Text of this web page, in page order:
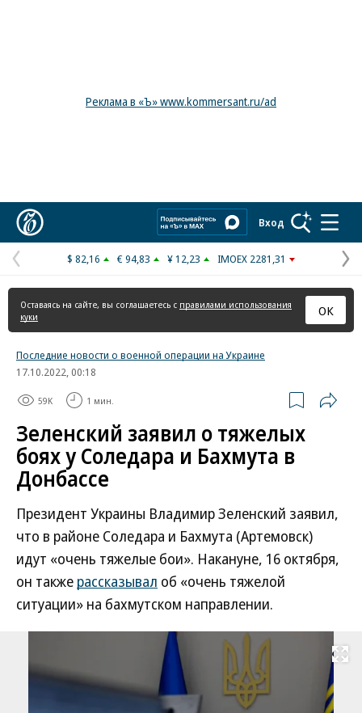
Реклама в «Ъ» www.kommersant.ru/ad
Вход
Предыдущая
страница
$ 82,16 € 94,83 ¥ 12,23 IMOEX 2281,31
Оставаясь на сайте, вы соглашаетесь с правилами использования
куки
ОК
Последние новости о военной операции на Украине
17.10.2022, 00:18
59K 1 мин.
Зеленский заявил о тяжелых
боях у Соледара и Бахмута в
Донбассе
Президент Украины Владимир Зеленский заявил,
что в районе Соледара и Бахмута (Артемовск)
идут «очень тяжелые бои». Накануне, 16 октября,
он также рассказывал об «очень тяжелой
ситуации» на бахмутском направлении.
Развернуть